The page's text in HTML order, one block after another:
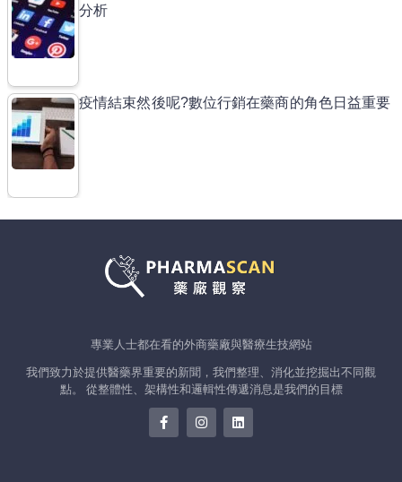
分析
疫情結束然後呢?數位行銷在藥商的角色日益重要
專業人士都在看的外商藥廠與醫療生技網站
我們致力於提供醫藥界重要的新聞，我們整理、消化並挖掘出不同觀
點。 從整體性、架構性和邏輯性傳遞消息是我們的目標